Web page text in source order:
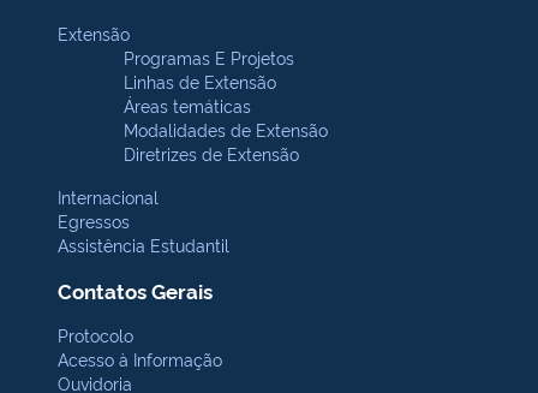
Extensão
Programas E Projetos
Linhas de Extensão
Áreas temáticas
Modalidades de Extensão
Diretrizes de Extensão
Internacional
Egressos
Assistência Estudantil
Contatos Gerais
Protocolo
Acesso à Informação
Ouvidoria